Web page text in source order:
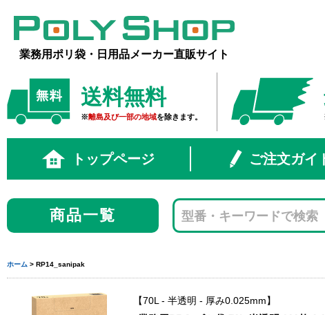
業務用ポリ袋・日用品メーカー直販サイト
送料無料
※離島及び一部の地域を除きます。
トップページ ご注文ガイ
商品一覧
ホーム > RP14_sanipak
70L - 半透明 - 厚み0.025mm